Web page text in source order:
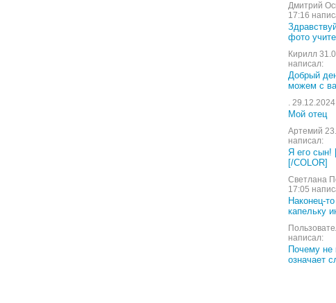
Дмитрий
17:16
фото
Кирилл
написал:
Добрый
можем с
.
Мой отец
Артемий
написал:
Я его сын!
[/COLOR]
Светлана
17:05
Наконец-
капельку
написал:
Почему не
означает